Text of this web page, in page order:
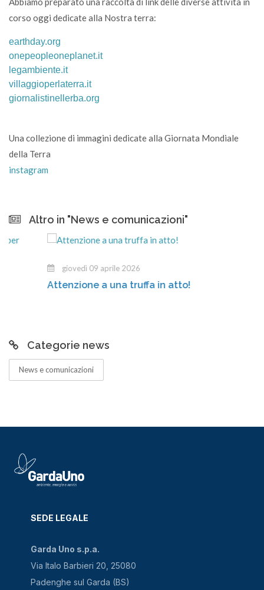
corso oggi dedicate alla Nostra terra:
earthday.org
onepeopleoneplanet.it
legambiente.it
villaggioperlaterra.it
giornalistinellerba.org
Una collezione di immagini dedicate alla Giornata Mondiale
della Terra
instagram
Altro in "News e comunicazioni"
giovedì 09 aprile 2026
Attenzione a una truffa in atto!
Categorie news
News e comunicazioni
SEDE LEGALE
Garda Uno s.p.a.
Via Italo Barbieri 20, 25080
Padenghe sul Garda (BS)